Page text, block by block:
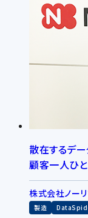
散在するデ
顧客一人ひ
株式会社ノー
製造